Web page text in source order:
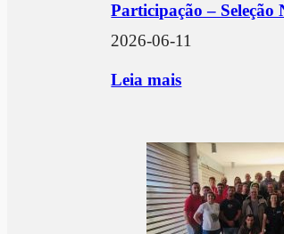
Participação –
2026-06-11
Leia mais